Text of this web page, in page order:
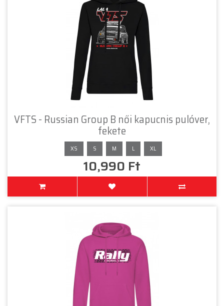
VFTS - Russian Group B női kapucnis pulóver,
fekete
XS S M L XL
10,990 Ft